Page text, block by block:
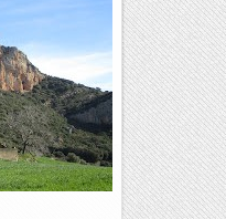
la pelicula "El
bonica i